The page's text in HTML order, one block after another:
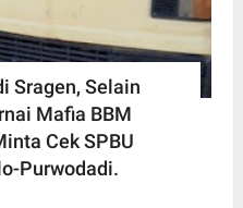
Sragen, Selain
Mafia BBM
Cek SPBU
Purwodadi.